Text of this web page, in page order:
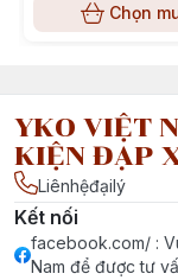
🧷 Viền áo
ban đêm.
✨ Khi gu thẩm
Chọn
YKO VIỆT
KIỆN ĐẠP
Liênhệđạilý
Kết nối
facebook.com/ :
Nam để được tư